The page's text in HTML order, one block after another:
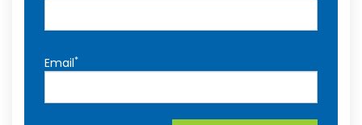
Email*